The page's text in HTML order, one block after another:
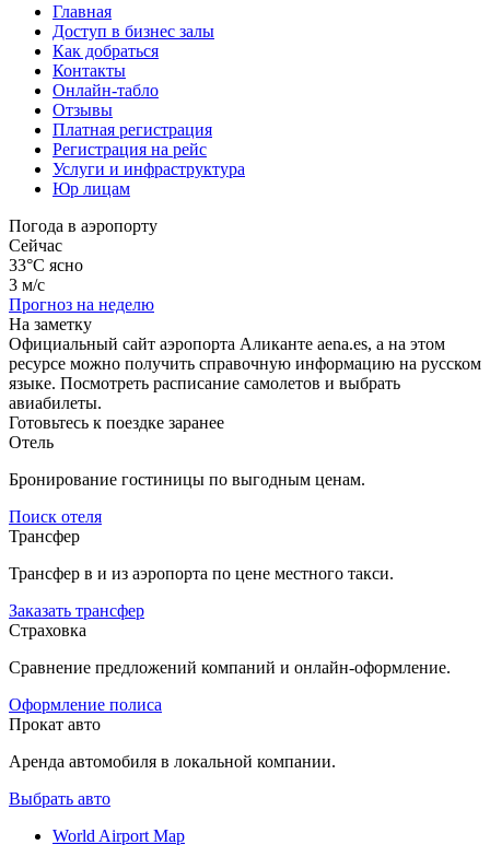
Главная
Доступ в бизнес залы
Как добраться
Контакты
Онлайн-табло
Отзывы
Платная регистрация
Регистрация на рейс
Услуги и инфраструктура
Юр лицам
Погода в аэропорту
Сейчас
33°C ясно
3 м/с
Прогноз на неделю
На заметку
Официальный сайт аэропорта Аликанте aena.es, а на этом
ресурсе можно получить справочную информацию на русском
языке. Посмотреть расписание самолетов и выбрать
авиабилеты.
Готовьтесь к поездке заранее
Отель
Бронирование гостиницы по выгодным ценам.
Поиск отеля
Трансфер
Трансфер в и из аэропорта по цене местного такси.
Заказать трансфер
Страховка
Сравнение предложений компаний и онлайн-оформление.
Оформление полиса
Прокат авто
Аренда автомобиля в локальной компании.
Выбрать авто
World Airport Map